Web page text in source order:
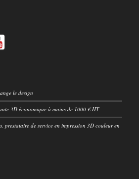
le design
3D économique à moins de 1000 € HT
prestataire de service en impression 3D couleur en